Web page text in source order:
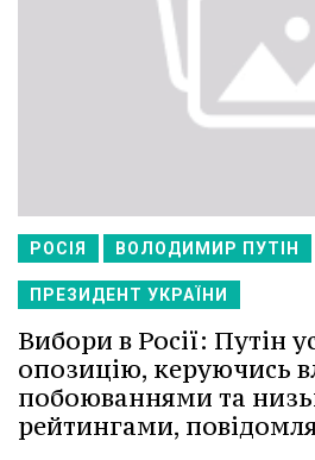
РОСІЯ ВОЛОДИМИР ПУТІН
ПРЕЗИДЕНТ УКРАЇНИ
Вибори в Росії: Путін
опозицію, керуючись
побоюваннями та
рейтингами,